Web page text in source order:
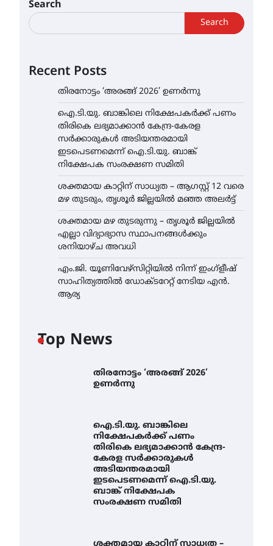
Search
Search
Recent Posts
തിരനോട്ടം ‘അരങ്ങ് 2026’ ഉണർന്നു
ഐ.ടി.യു. ബാങ്കിലെ നിക്ഷേപകർക്ക് പണം
തിരികെ ലഭ്യമാക്കാൻ കേന്ദ്ര-കേരള
സർക്കാരുകൾ അടിയന്തരമായി
ഇടപെടണമെന്ന് ഐ.ടി.യു. ബാങ്ക്
നിക്ഷേപക സംരക്ഷണ സമിതി
ശക്തമായ കാറ്റിന് സാധ്യത – ആഗസ്റ്റ് 12 വരെ
മഴ തുടരും, തൃശൂർ ജില്ലയിൽ മഞ്ഞ അലർട്ട്
ശക്തമായ മഴ തുടരുന്നു – തൃശൂർ ജില്ലയിൽ
എല്ലാ വിദ്യാഭ്യാസ സ്ഥാപനങ്ങൾക്കും
ശനിയാഴ്ച അവധി
എം.ജി. യൂണിവേഴ്‌സിറ്റിയിൽ നിന്ന് ഇംഗ്ളീഷ്
സാഹിത്യത്തിൽ ഡോക്ടറേറ്റ് നേടിയ എൻ.
ആര്യ
Top News
തിരനോട്ടം ‘അരങ്ങ് 2026’
ഉണർന്നു
ഐ.ടി.യു. ബാങ്കിലെ
നിക്ഷേപകർക്ക് പണം
തിരികെ ലഭ്യമാക്കാൻ കേന്ദ്ര-
കേരള സർക്കാരുകൾ
അടിയന്തരമായി
ഇടപെടണമെന്ന് ഐ.ടി.യു.
ബാങ്ക് നിക്ഷേപക
സംരക്ഷണ സമിതി